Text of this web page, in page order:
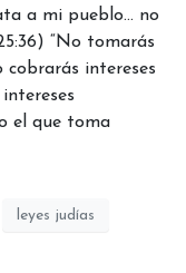
a mi pueblo… no
“No tomarás
cobrarás intereses
el que toma
leyes judías